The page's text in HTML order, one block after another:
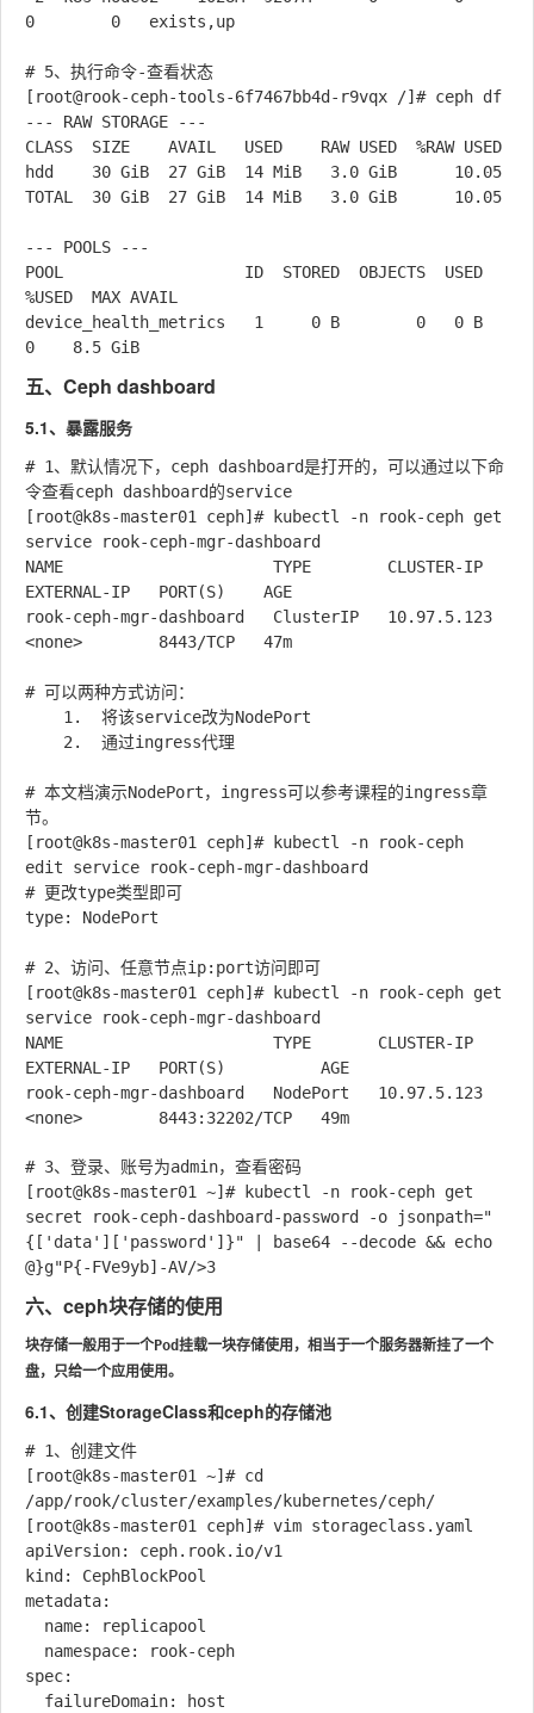
0        0   exists,up
# 5、执行命令-查看状态
[root@rook-ceph-tools-6f7467bb4d-r9vqx /]# ceph df
--- RAW STORAGE ---
CLASS  SIZE    AVAIL   USED    RAW USED  %RAW USED
hdd    30 GiB  27 GiB  14 MiB   3.0 GiB      10.05
TOTAL  30 GiB  27 GiB  14 MiB   3.0 GiB      10.05
--- POOLS ---
POOL                   ID  STORED  OBJECTS  USED
%USED  MAX AVAIL
device_health_metrics   1     0 B        0   0 B
五、Ceph dashboard
5.1、暴露服务
# 1、默认情况下，ceph dashboard是打开的，可以通过以下命
令查看ceph dashboard的service
[root@k8s-master01 ceph]# kubectl -n rook-ceph get
service rook-ceph-mgr-dashboard
NAME                      TYPE        CLUSTER-IP
EXTERNAL-IP   PORT(S)    AGE
rook-ceph-mgr-dashboard   ClusterIP   10.97.5.123
<none>        8443/TCP   47m
# 可以两种方式访问：
# 本文档演示NodePort，ingress可以参考课程的ingress章
节。
[root@k8s-master01 ceph]# kubectl -n rook-ceph
edit service rook-ceph-mgr-dashboard
# 更改type类型即可
type: NodePort
# 2、访问、任意节点ip:port访问即可
[root@k8s-master01 ceph]# kubectl -n rook-ceph get
service rook-ceph-mgr-dashboard
NAME                      TYPE       CLUSTER-IP
EXTERNAL-IP   PORT(S)          AGE
rook-ceph-mgr-dashboard   NodePort   10.97.5.123
# 3、登录、账号为admin，查看密码
[root@k8s-master01 ~]# kubectl -n rook-ceph get
secret rook-ceph-dashboard-password -o jsonpath="
{['data']['password']}" | base64 --decode && echo
六、ceph块存储的使用
块存储一般用于一个Pod挂载一块存储使用，相当于一个服务器新挂了一个
盘，只给一个应用使用。
6.1、创建StorageClass和ceph的存储池
# 1、创建文件
[root@k8s-master01 ~]# cd
/app/rook/cluster/examples/kubernetes/ceph/
[root@k8s-master01 ceph]# vim storageclass.yaml
apiVersion: ceph.rook.io/v1
kind: CephBlockPool
metadata:
spec: